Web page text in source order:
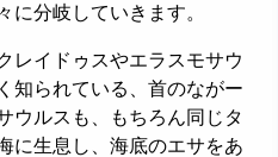
に分岐していきます。
レイドゥスやエラスモサウ
知られている、首のながー
ウルスも、もちろん同じタ
に生息し、海底のエサをあ